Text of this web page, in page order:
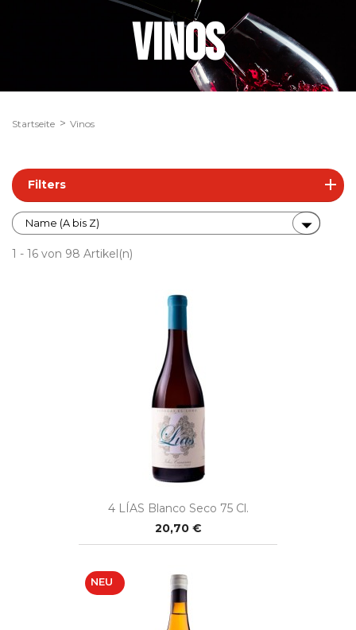
VINOS
Startseite Vinos
Filters
Name (A bis Z) 
1 - 16 von 98 Artikel(n)
4 LÍAS Blanco Seco 75 Cl.
20,70 €
NEU